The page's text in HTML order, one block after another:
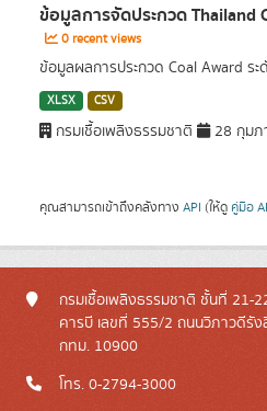
ข้อมูลการจัดประกวด Thailand
0 recent views
ข้อมูลผลการประกวด Coal Award ระ
XLSX CSV
กรมเชื้อเพลิงธรรมชาติ 28 กุมภ
คุณสามารถเข้าถึงคลังทาง API (ให้ดู คู่มือ
กรมเชื้อเพลิงธรรมชาติ ชั้นที่ 21-
คารบี เลขที่ 555/2 ถนนวิภาวดีรั
กทม. 10900
โทร. 0-2794-3000